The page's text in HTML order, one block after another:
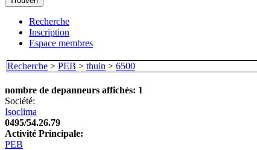
Recherche
Inscription
Espace membres
Recherche > PEB > thuin > 6500
nombre de depanneurs affichés: 1
Société:
Isoclima
0495/54.26.79
Activité Principale:
PEB